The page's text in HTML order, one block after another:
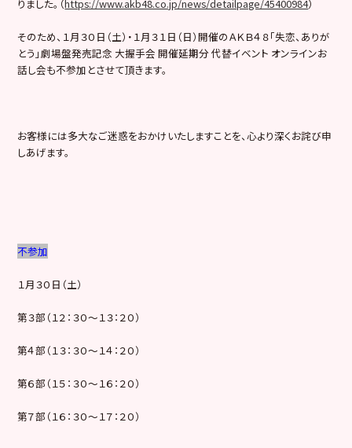
りました。（https://www.akb48.co.jp/news/detailpage/45400984）
そのため、１月３０日（土）・１月３１日（日）開催のＡＫＢ４８「失恋、ありが
とう」劇場盤発売記念 大握手会 開催延期分 代替イベント オンラインお
話し会も不参加とさせて頂きます。
お客様には多大なご迷惑をおかけいたしますことを、心より深くお詫び申
しあげます。
不参加
１月３０日（土）
第３部（１２：３０～１３：２０）
第４部（１３：３０～１４：２０）
第６部（１５：３０～１６：２０）
第７部（１６：３０～１７：２０）